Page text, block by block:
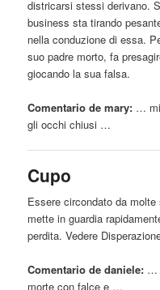
districarsi stessi derivano.
business sta tirando
nella conduzione di essa.
suo padre morto, fa
giocando la sua falsa.
Comentario de mary: …
gli occhi chiusi …
Cupo
Essere circondatoda molte
mette in guardia
perdita. Vedere
Comentario de daniele: …
morte con falce e …